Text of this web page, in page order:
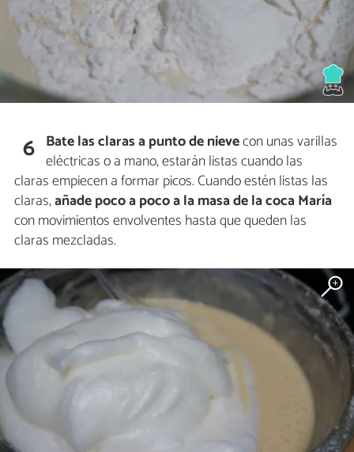
6 Bate las claras a punto de nievecon unas varillas
eléctricas o a mano, estarán listas cuando las
claras empiecen a formar picos. Cuando estén listas las
claras,añade poco a poco a la masa de la coca María
con movimientos envolventes hasta que queden las
claras mezcladas.